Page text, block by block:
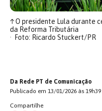
↑O presidente Lula durante
da Reforma Tributária
Foto: Ricardo Stuckert/PR
Da Rede PT de Comunicação
Publicado em 13/01/2026 às 19h39
Compartilhe